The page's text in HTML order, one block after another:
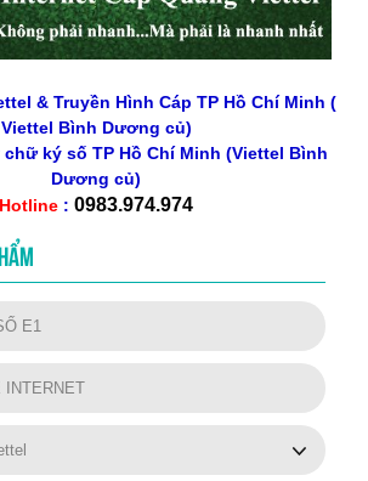
& Truyền Hình Cáp TP Hồ Chí Minh (
Viettel Bình Dương củ)
chữ ký số TP Hồ Chí Minh (Viettel Bình
Dương củ)
Hotline : 0983.974.974
E1
INTERNET